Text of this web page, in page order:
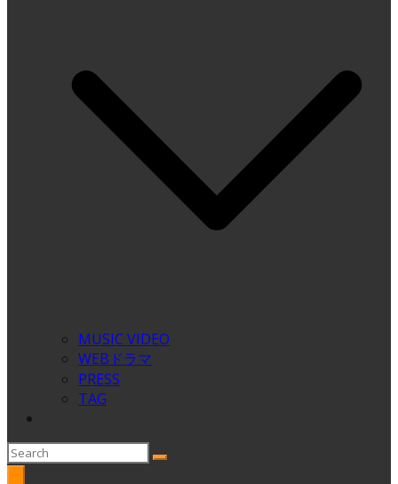
MUSIC VIDEO
WEBドラマ
PRESS
TAG